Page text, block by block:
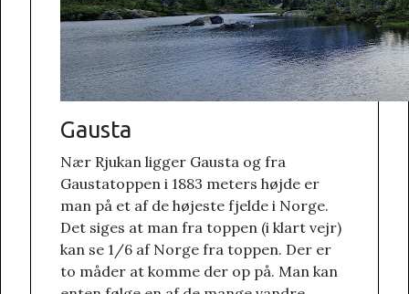
Gausta
Nær Rjukan ligger Gausta og fra
Gaustatoppen i 1883 meters højde er
man på et af de højeste fjelde i Norge.
Det siges at man fra toppen (i klart vejr)
kan se 1/6 af Norge fra toppen. Der er
to måder at komme der op på. Man kan